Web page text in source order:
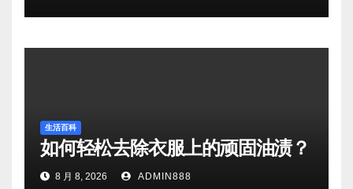
生活百科
如何轻松去除衣服上的顽固油渍？
8 月 8, 2026 ADMIN888